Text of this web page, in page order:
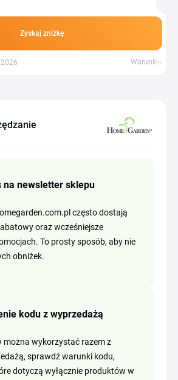
Zyskaj zniżkę
Warunki
na newsletter sklepu
często dostają
oraz wcześniejsze
To prosty sposób, aby nie
obniżek.
kodu z wyprzedażą
można wykorzystać razem z
sprawdź warunki kodu,
dotyczą wyłącznie produktów w